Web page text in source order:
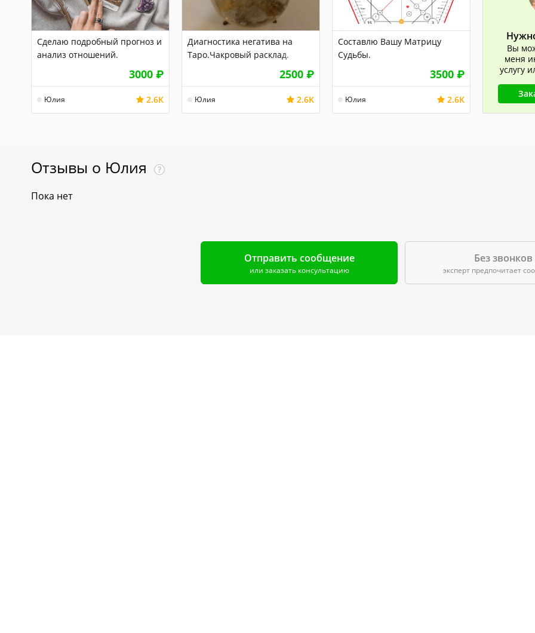
Сделаю подробный прогноз и
анализ отношений.
3000 ₽
Юлия 2.6K
Диагностика негатива на
Таро.Чакровый расклад.
2500 ₽
Юлия 2.6K
Составлю Вашу Матрицу
Судьбы.
3500 ₽
Юлия 2.6K
Вы
меня
услугу
Отзывы о Юлия ?
Пока нет
Отправить сообщение
или заказать консультацию
Без звонков
эксперт предпочитает